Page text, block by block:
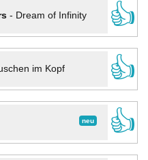
- Dream of Infinity
👍
im Kopf
👍
neu
👍